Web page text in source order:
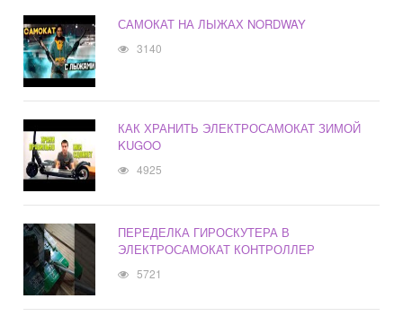
САМОКАТ НА ЛЫЖАХ NORDWAY
3140
КАК ХРАНИТЬ ЭЛЕКТРОСАМОКАТ ЗИМОЙ
KUGOO
4925
ПЕРЕДЕЛКА ГИРОСКУТЕРА В
ЭЛЕКТРОСАМОКАТ КОНТРОЛЛЕР
5721